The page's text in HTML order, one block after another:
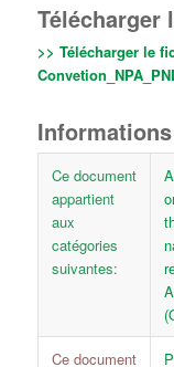
Télécharger
>> Télécharger le
Ce document
appartient
aux
catégories
suivantes:
Ce document